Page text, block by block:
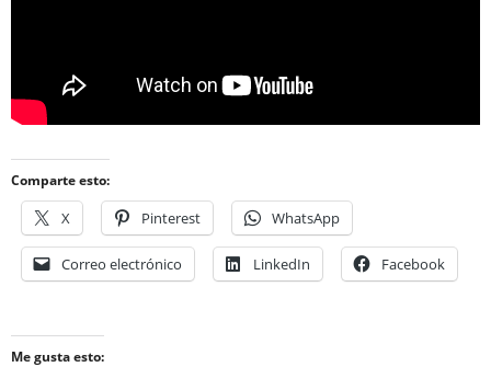
Comparte esto:
X Pinterest WhatsApp
Correo electrónico LinkedIn Facebook
Me gusta esto: